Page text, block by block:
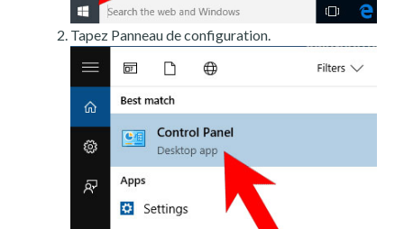
Tapez Panneau de configuration.